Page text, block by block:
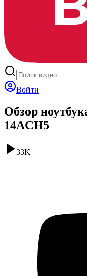
Войти
Обзор
14ACH5
33K+